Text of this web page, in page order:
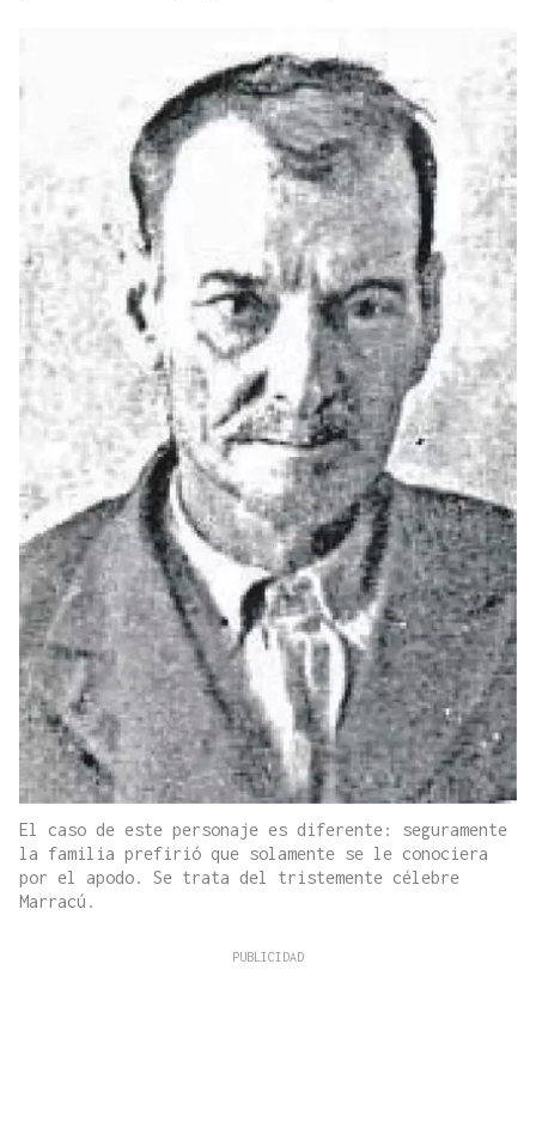
El caso de este personaje es diferente: seguramente
la familia prefirió que solamente se le conociera
por el apodo. Se trata del tristemente célebre
Marracú.